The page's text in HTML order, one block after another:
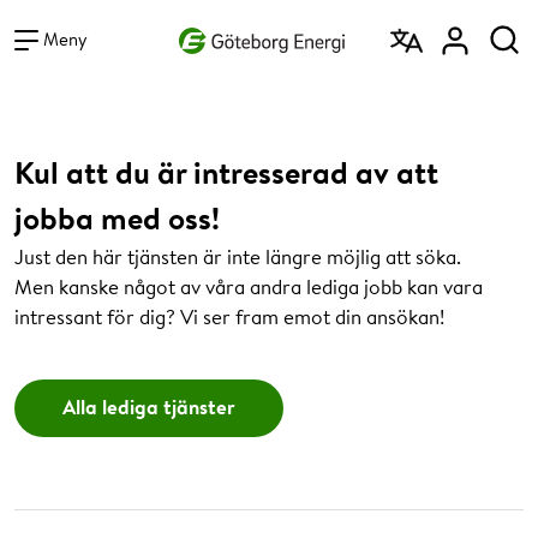
Meny
Kul att du är intresserad av att
jobba med oss!
Just den här tjänsten är inte längre möjlig att söka.
Men kanske något av våra andra lediga jobb kan vara
intressant för dig? Vi ser fram emot din ansökan!
Alla lediga tjänster